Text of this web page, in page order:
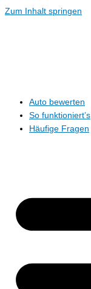
Zum Inhalt springen
Auto bewerten
So funktioniert’s
Häufige Fragen